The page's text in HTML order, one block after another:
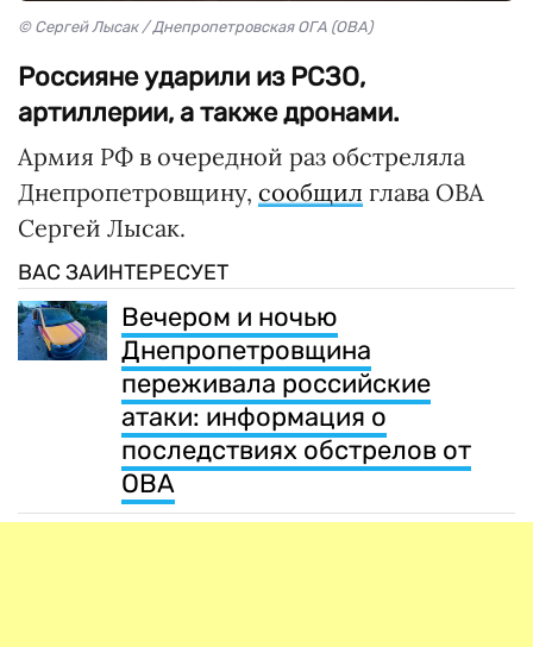
© Сергей Лысак / Днепропетровская ОГА (ОВА)
Россияне ударили из РСЗО,
артиллерии, а также дронами.
Армия РФ в очередной раз обстреляла
Днепропетровщину, сообщил глава ОВА
Сергей Лысак.
ВАС ЗАИНТЕРЕСУЕТ
Вечером и ночью
Днепропетровщина
переживала российские
атаки: информация о
последствиях обстрелов от
ОВА